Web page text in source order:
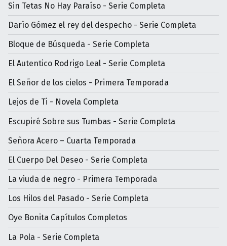
Sin Tetas No Hay Paraíso - Serie Completa
Darìo Gómez el rey del despecho - Serie Completa
Bloque de Búsqueda - Serie Completa
El Autentico Rodrigo Leal - Serie Completa
El Señor de los cielos - Primera Temporada
Lejos de Ti - Novela Completa
Escupiré Sobre sus Tumbas - Serie Completa
Señora Acero – Cuarta Temporada
El Cuerpo Del Deseo - Serie Completa
La viuda de negro - Primera Temporada
Los Hilos del Pasado - Serie Completa
Oye Bonita Capítulos Completos
La Pola - Serie Completa